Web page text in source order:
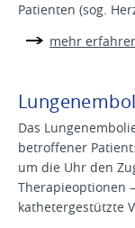
Patienten (sog.
mehr
Das
betroffener
um die Uhr den
Therapieoptionen
kathetergestützte